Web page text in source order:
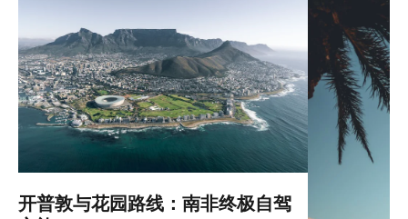
开普敦与花园路线：南非终极自驾